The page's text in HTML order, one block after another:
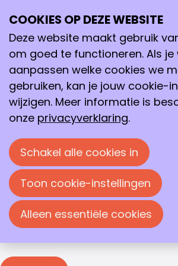
Inloggen
Inloggen
Je moet inloggen om deze
kunt je e-mailadres en
onderstaande velden invullen om
Inloggen
E-mailadres
Wachtwoord
Wachtwoord weergeven
Wachtwoord vergeten?
COOKIES OP DEZE WEBSITE
Deze website maakt gebruik
om goed te functioneren. Als je
aanpassen welke cookies we
gebruiken, kan je jouw cookie-
wijzigen. Meer informatie is
onze privacyverklaring.
Schakel alle cookies in
Toon cookie-instellingen
Alleen essentiële cookies